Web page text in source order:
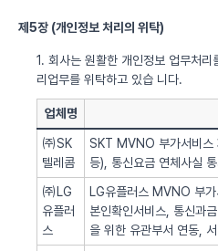
제5장 (개인정보 처리의 위탁)
1. 회사는 원활한 개인정보 업무처
리업무를 위탁하고 있습 니다.
업체명
㈜SK
텔레콤
SKT MVNO 부가서비스
등), 통신요금 연체사실
㈜LG
유플러
스
LG유플러스 MVNO 부
본인확인서비스, 통신과
을 위한 유관부서 연동,